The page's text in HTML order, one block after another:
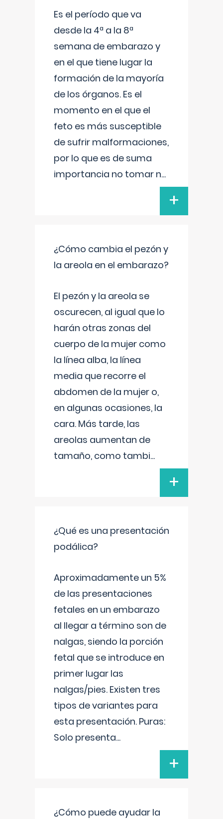
Es el período que va
desde la 4ª a la 8ª
semana de embarazo y
en el que tiene lugar la
formación de la mayoría
de los órganos. Es el
momento en el que el
feto es más susceptible
de sufrir malformaciones,
por lo que es de suma
importancia no tomar n...
+
¿Cómo cambia el pezón y
la areola en el embarazo?
El pezón y la areola se
oscurecen, al igual que lo
harán otras zonas del
cuerpo de la mujer como
la línea alba, la línea
media que recorre el
abdomen de la mujer o,
en algunas ocasiones, la
cara. Más tarde, las
areolas aumentan de
tamaño, como tambi...
+
¿Qué es una presentación
podálica?
Aproximadamente un 5%
de las presentaciones
fetales en un embarazo
al llegar a término son de
nalgas, siendo la porción
fetal que se introduce en
primer lugar las
nalgas/pies. Existen tres
tipos de variantes para
esta presentación. Puras:
Solo presenta...
+
¿Cómo puede ayudar la